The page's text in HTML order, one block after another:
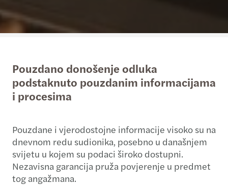
Pouzdano donošenje odluka
podstaknuto pouzdanim informacijama
i procesima
Pouzdane i vjerodostojne informacije visoko su na
dnevnom redu sudionika, posebno u današnjem
svijetu u kojem su podaci široko dostupni.
Nezavisna garancija pruža povjerenje u predmet
tog angažmana.